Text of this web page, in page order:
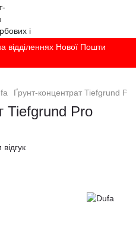
відділеннях Нової Пошти
Ґрунт-концентрат Tiefgrund
Tiefgrund Pro